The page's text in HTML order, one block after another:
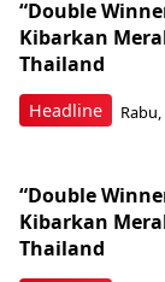
Headline
“Double
Kibarkan
Thailand
“Double
Kibarkan
Thailand